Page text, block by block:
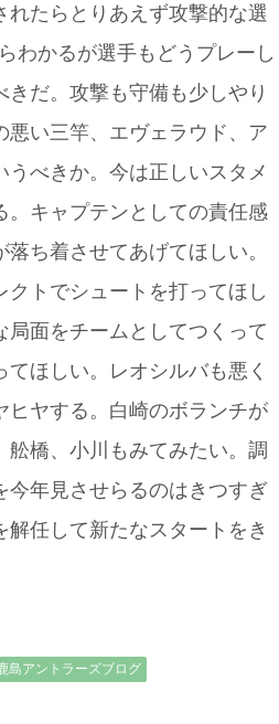
たらとりあえず攻撃的な選
わかるが選手もどうプレーし
だ。攻撃も守備も少しやり
い三竿、エヴェラウド、ア
べきか。今は正しいスタメ
。キャプテンとしての責任感
ち着させてあげてほしい。
トでシュートを打ってほし
面をチームとしてつくって
ほしい。レオシルバも悪く
ヒヤする。白崎のボランチが
橋、小川もみてみたい。調
年見させらるのはきつすぎ
任して新たなスタートをき
島アントラーズブログ